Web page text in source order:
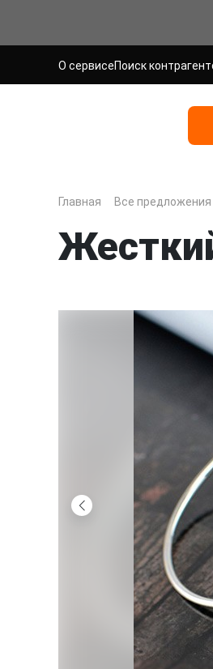
О сервисеПоиск
Главная Все предложения